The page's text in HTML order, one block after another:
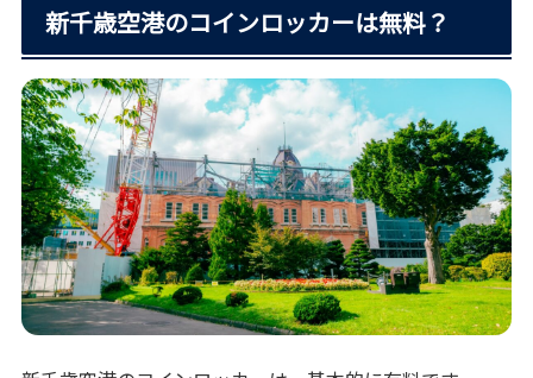
新千歳空港のコインロッカーは無料？